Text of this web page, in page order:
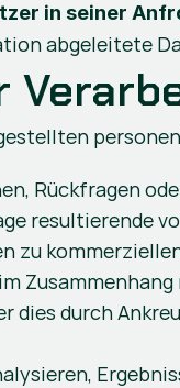
in seiner
abgeleitete
Rückfragen
resultierende
zu
dies durch